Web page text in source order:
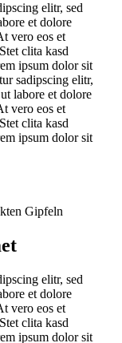
elitr, sed
et dolore
vero eos et
clita kasd
ipsum dolor sit
sadipscing elitr,
labore et dolore
vero eos et
clita kasd
ipsum dolor sit
elitr, sed
et dolore
vero eos et
clita kasd
ipsum dolor sit